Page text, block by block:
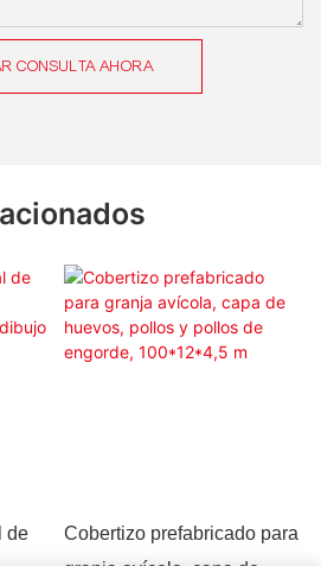
CONSULTA AHORA
de
Cobertizo prefabricado para
granja avícola, capa de